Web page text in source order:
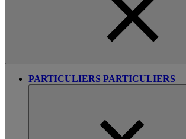
PARTICULIERS PARTICULIERS